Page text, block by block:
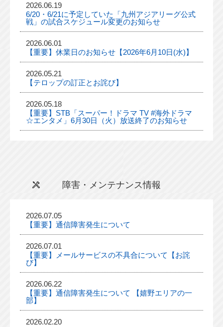
2026.06.19
6/20・6/21に予定していた「九州アジアリーグ公式
戦」の試合スケジュール変更のお知らせ
2026.06.01
【重要】休業日のお知らせ【2026年6月10日(水)】
2026.05.21
【テロップの訂正とお詫び】
2026.05.18
【重要】STB「スーパー！ドラマ TV #海外ドラマ
☆エンタメ」6月30日（火）放送終了のお知らせ
障害・メンテナンス情報
2026.07.05
【重要】通信障害発生について
2026.07.01
【重要】メールサービスの不具合について【お詫
び】
2026.06.22
【重要】通信障害発生について 【嬉野エリアの一
部】
2026.02.20